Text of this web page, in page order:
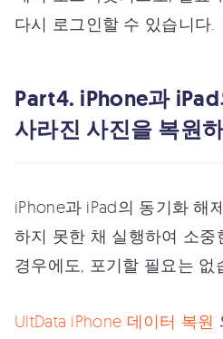
다시 로그인할 수 있습니다.
︎Part4. iPhone과
사라진 사진을 복원
iPhone과 iPad의 동기화 해
하지 못한 채 실행하여 소중
경우에도, 포기할 필요는 없
UltData iPhone 데이터 복원